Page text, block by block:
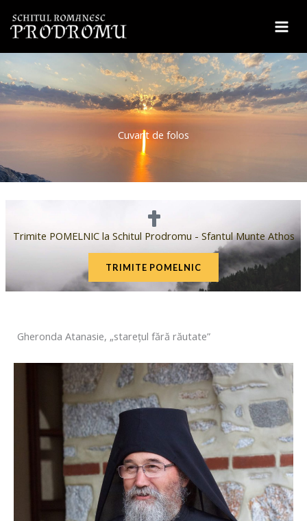
Cuvant de folos
Trimite POMELNIC la Schitul Prodromu - Sfantul Munte Athos
TRIMITE POMELNIC
Gheronda Atanasie, „stareţul fără răutate”